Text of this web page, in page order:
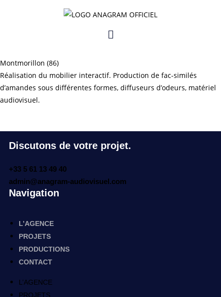
Musée du macaron
Montmorillon (86)
Réalisation du mobilier interactif. Production de fac-similés
d’amandes sous différentes formes, diffuseurs d’odeurs, matériel
audiovisuel.
Discutons de votre projet.
+33 5 61 13 49 40
admin@anagram-audiovisuel.com
Navigation
L’AGENCE
PROJETS
PRODUCTIONS
CONTACT
L’AGENCE
PROJETS